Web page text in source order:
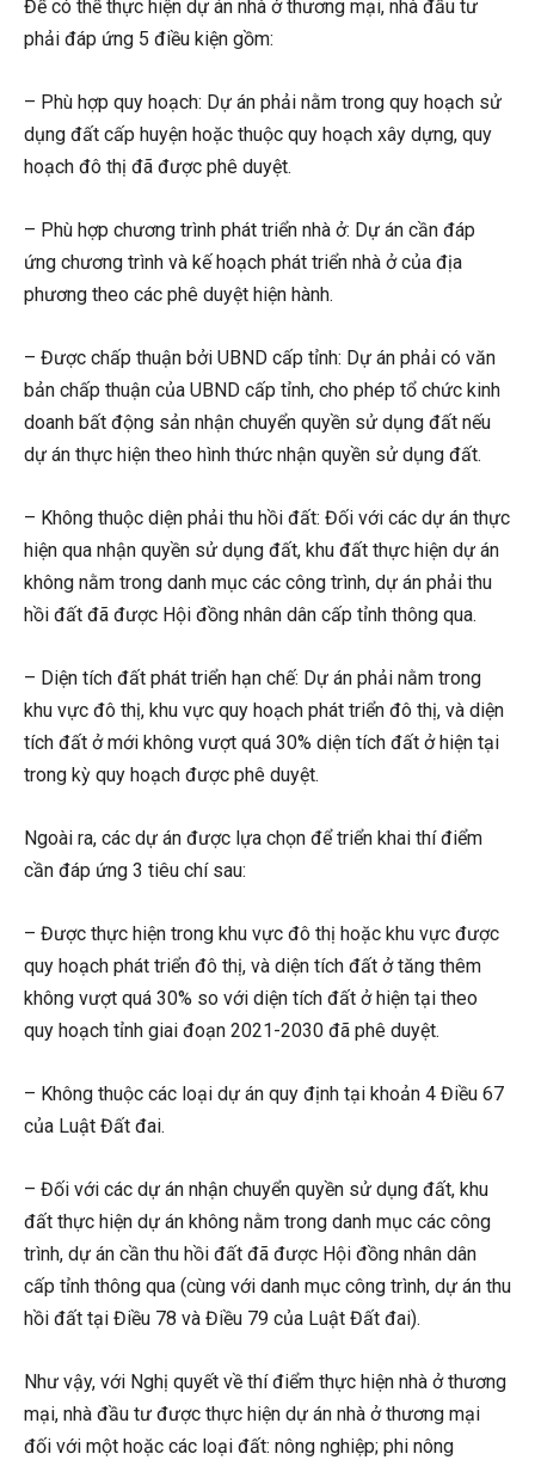
Để có thể thực hiện dự án nhà ở thương mại, nhà đầu tư
phải đáp ứng 5 điều kiện gồm:
– Phù hợp quy hoạch: Dự án phải nằm trong quy hoạch sử
dụng đất cấp huyện hoặc thuộc quy hoạch xây dựng, quy
hoạch đô thị đã được phê duyệt.
– Phù hợp chương trình phát triển nhà ở: Dự án cần đáp
ứng chương trình và kế hoạch phát triển nhà ở của địa
phương theo các phê duyệt hiện hành.
– Được chấp thuận bởi UBND cấp tỉnh: Dự án phải có văn
bản chấp thuận của UBND cấp tỉnh, cho phép tổ chức kinh
doanh bất động sản nhận chuyển quyền sử dụng đất nếu
dự án thực hiện theo hình thức nhận quyền sử dụng đất.
– Không thuộc diện phải thu hồi đất: Đối với các dự án thực
hiện qua nhận quyền sử dụng đất, khu đất thực hiện dự án
không nằm trong danh mục các công trình, dự án phải thu
hồi đất đã được Hội đồng nhân dân cấp tỉnh thông qua.
– Diện tích đất phát triển hạn chế: Dự án phải nằm trong
khu vực đô thị, khu vực quy hoạch phát triển đô thị, và diện
tích đất ở mới không vượt quá 30% diện tích đất ở hiện tại
trong kỳ quy hoạch được phê duyệt.
Ngoài ra, các dự án được lựa chọn để triển khai thí điểm
cần đáp ứng 3 tiêu chí sau:
– Được thực hiện trong khu vực đô thị hoặc khu vực được
quy hoạch phát triển đô thị, và diện tích đất ở tăng thêm
không vượt quá 30% so với diện tích đất ở hiện tại theo
quy hoạch tỉnh giai đoạn 2021-2030 đã phê duyệt.
– Không thuộc các loại dự án quy định tại khoản 4 Điều 67
của Luật Đất đai.
– Đối với các dự án nhận chuyển quyền sử dụng đất, khu
đất thực hiện dự án không nằm trong danh mục các công
trình, dự án cần thu hồi đất đã được Hội đồng nhân dân
cấp tỉnh thông qua (cùng với danh mục công trình, dự án thu
hồi đất tại Điều 78 và Điều 79 của Luật Đất đai).
Như vậy, với Nghị quyết về thí điểm thực hiện nhà ở thương
mại, nhà đầu tư được thực hiện dự án nhà ở thương mại
đối với một hoặc các loại đất: nông nghiệp; phi nông